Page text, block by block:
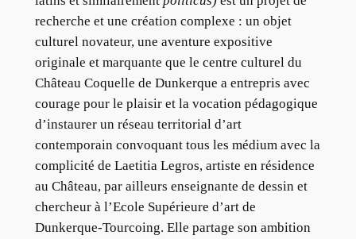
recherche et une création complexe : un objet
culturel novateur, une aventure expositive
originale et marquante que le centre culturel du
Château Coquelle de Dunkerque a entrepris avec
courage pour le plaisir et la vocation pédagogique
d’instaurer un réseau territorial d’art
contemporain convoquant tous les médium avec la
complicité de Laetitia Legros, artiste en résidence
au Château, par ailleurs enseignante de dessin et
chercheur à l’Ecole Supérieure d’art de
Dunkerque-Tourcoing. Elle partage son ambition